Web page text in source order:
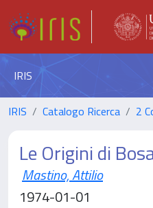
IRIS
IRIS Catalogo Ricerca 2
Le Origini di
Mastino, Attilio
1974-01-01